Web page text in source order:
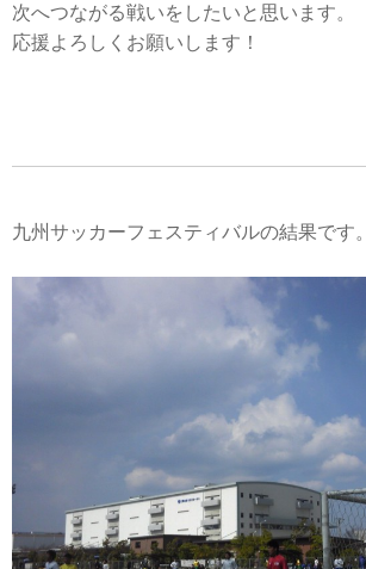
次へつながる戦いをしたいと思います。
応援よろしくお願いします！
九州サッカーフェスティバルの結果です。